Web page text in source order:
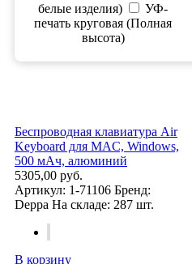
белые изделия)
УФ-
печать круговая (Полная
высота)
Беспроводная клавиатура Air
Keyboard для MAC, Windows,
500 мАч, алюминий
5305,00 руб.
Артикул: 1-71106 Бренд:
Deppa На складе: 287 шт.
В корзину